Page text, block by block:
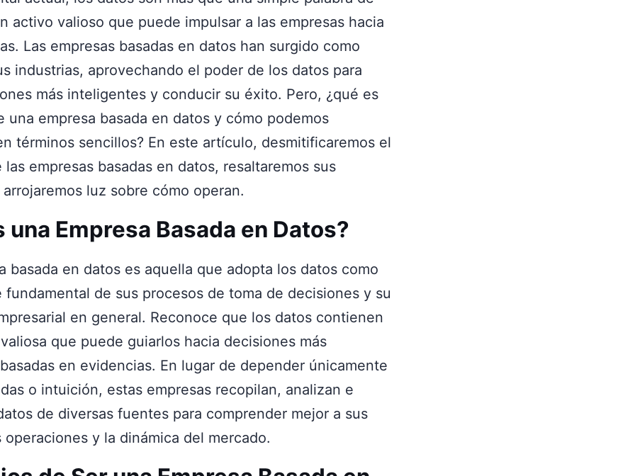
activo valioso que puede impulsar a las empresas hacia
Las empresas basadas en datos han surgido como
industrias, aprovechando el poder de los datos para
más inteligentes y conducir su éxito. Pero, ¿qué es
una empresa basada en datos y cómo podemos
términos sencillos? En este artículo, desmitificaremos el
empresas basadas en datos, resaltaremos sus
luz sobre cómo operan.
una Empresa Basada en Datos?
basada en datos es aquella que adopta los datos como
fundamental de sus procesos de toma de decisiones y su
en general. Reconoce que los datos contienen
que puede guiarlos hacia decisiones más
en evidencias. En lugar de depender únicamente
o intuición, estas empresas recopilan, analizan e
de diversas fuentes para comprender mejor a sus
y la dinámica del mercado.